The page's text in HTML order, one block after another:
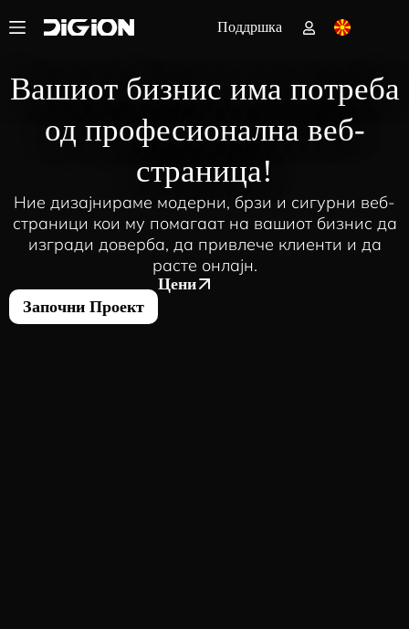
Поддршка
Вашиот бизнис има потреба
од професионална веб-
страница!
Ние дизајнираме модерни, брзи и сигурни веб-
страници кои му помагаат на вашиот бизнис да
изгради доверба, да привлече клиенти и да
расте онлајн.
Започни Проект
Цени